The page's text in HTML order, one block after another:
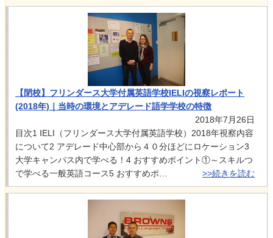
【閉校】フリンダース大学付属英語学校IELIの視察レポート
(2018年)｜当時の環境とアデレード語学学校の特徴
2018年7月26日
目次1 IELI（フリンダース大学付属英語学校）2018年視察内容
について2 アデレード中心部から４０分ほどにロケーション3
大学キャンパス内で学べる！4 おすすめポイント①～スキルつ
で学べる一般英語コース5 おすすめポ…
>>続きを読む